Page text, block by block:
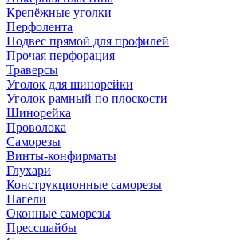
Крепёжные уголки
Перфолента
Подвес прямой для профилей
Прочая перфорация
Траверсы
Уголок для шинорейки
Уголок рамный по плоскости
Шинорейка
Проволока
Саморезы
Винты-конфирматы
Глухари
Конструкционные саморезы
Нагели
Оконные саморезы
Прессшайбы